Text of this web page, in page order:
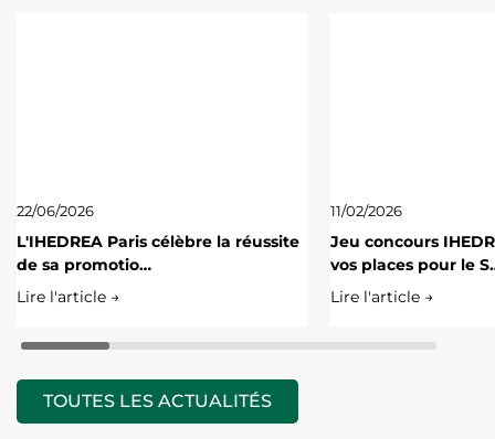
22/06/2026
L'IHEDREA Paris célèbre la réussite
de sa promotio…
Lire l'article →
11/02/2026
Jeu concours
vos places pour le
Lire l'article →
TOUTES LES ACTUALITÉS